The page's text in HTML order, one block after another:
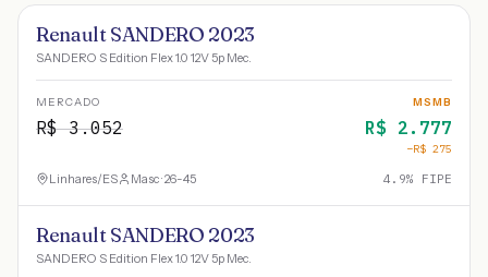
Renault SANDERO 2023
SANDERO S Edition Flex 1.0 12V 5p Mec.
MERCADO
R$3.052
MSMB
R$ 2.777
−R$ 275
Linhares/ES Masc · 26-45 4.9% FIPE
Renault SANDERO 2023
SANDERO S Edition Flex 1.0 12V 5p Mec.